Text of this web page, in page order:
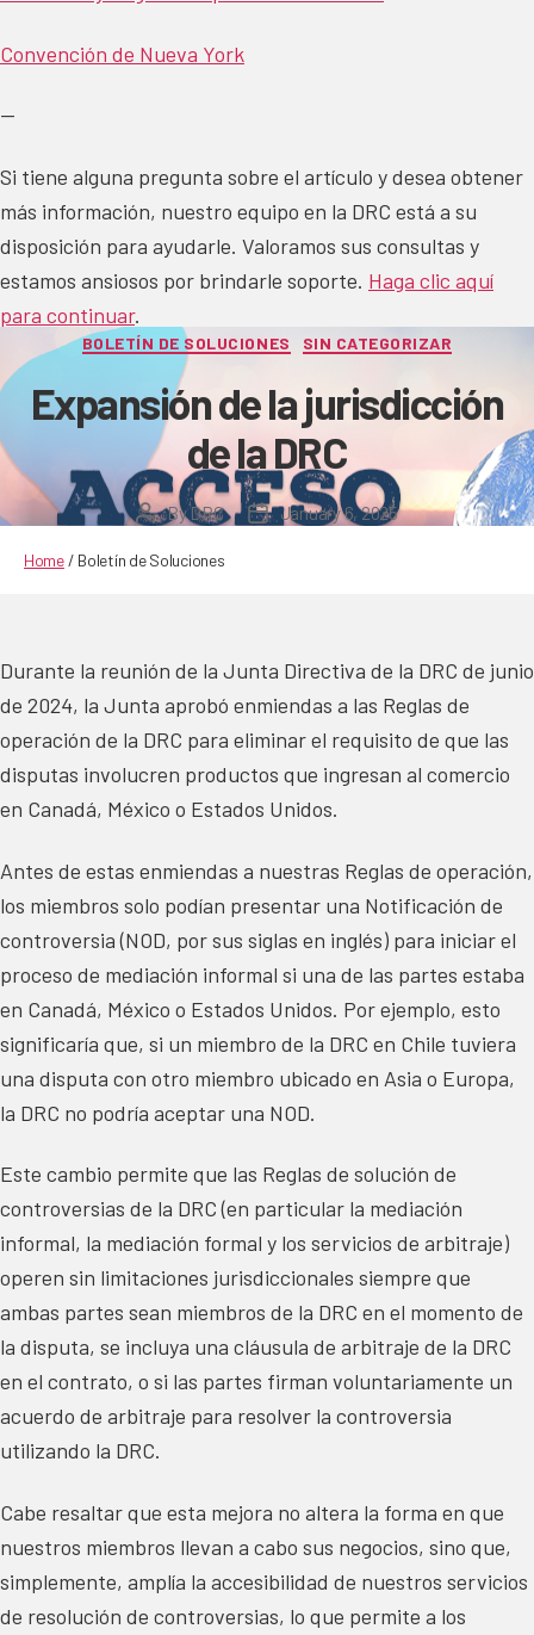
Convención de Nueva York
—
Si tiene alguna pregunta sobre el artículo y desea obtener
más información, nuestro equipo en la DRC está a su
disposición para ayudarle. Valoramos sus consultas y
estamos ansiosos por brindarle soporte. Haga clic aquí
para continuar.
Categories
BOLETÍN DE SOLUCIONES SIN CATEGORIZAR
Expansión de la jurisdicción
de la DRC
PostByDRC
PostJanuary 6, 2025
Home/ Boletín de Soluciones
Durante la reunión de la Junta Directiva de la DRC de junio
de 2024, la Junta aprobó enmiendas a las Reglas de
operación de la DRC para eliminar el requisito de que las
disputas involucren productos que ingresan al comercio
en Canadá, México o Estados Unidos.
Antes de estas enmiendas a nuestras Reglas de operación,
los miembros solo podían presentar una Notificación de
controversia (NOD, por sus siglas en inglés) para iniciar el
proceso de mediación informal si una de las partes estaba
en Canadá, México o Estados Unidos. Por ejemplo, esto
significaría que, si un miembro de la DRC en Chile tuviera
una disputa con otro miembro ubicado en Asia o Europa,
la DRC no podría aceptar una NOD.
Este cambio permite que las Reglas de solución de
controversias de la DRC (en particular la mediación
informal, la mediación formal y los servicios de arbitraje)
operen sin limitaciones jurisdiccionales siempre que
ambas partes sean miembros de la DRC en el momento de
la disputa, se incluya una cláusula de arbitraje de la DRC
en el contrato, o si las partes firman voluntariamente un
acuerdo de arbitraje para resolver la controversia
utilizando la DRC.
Cabe resaltar que esta mejora no altera la forma en que
nuestros miembros llevan a cabo sus negocios, sino que,
simplemente, amplía la accesibilidad de nuestros servicios
de resolución de controversias, lo que permite a los